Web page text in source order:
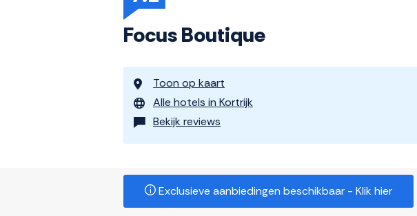
Focus Boutique
Toon op kaart
Alle hotels in Kortrijk
Bekijk reviews
Exclusieve aanbiedingen beschikbaar - Klik hier